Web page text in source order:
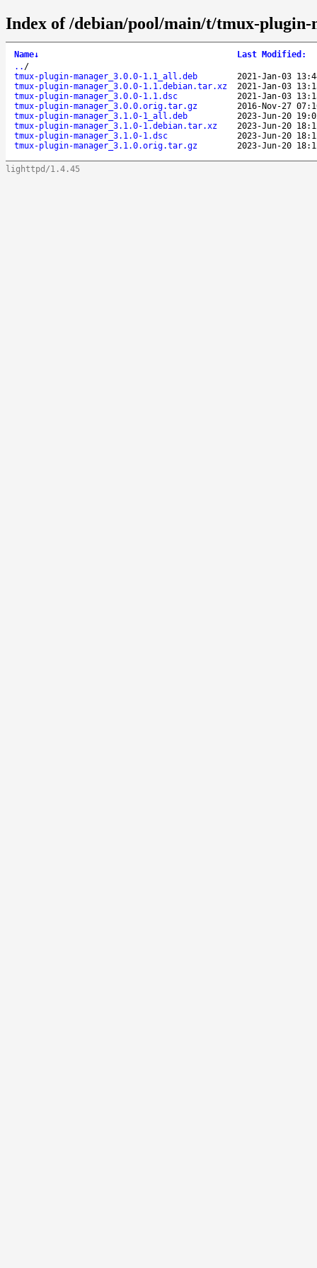
Index of /debian/pool/main/t/tmux-plugin-
Name↓ Last Modified :
.. /
tmux-plugin-manager_3.0.0-1.1_all.deb
2021-Jan-03
tmux-plugin-manager_3.0.0-1.1.debian.tar.xz
2021-Jan-03
tmux-plugin-manager_3.0.0-1.1.dsc
2021-Jan-03
tmux-plugin-manager_3.0.0.orig.tar.gz
2016-Nov-27
tmux-plugin-manager_3.1.0-1_all.deb
2023-Jun-20
tmux-plugin-manager_3.1.0-1.debian.tar.xz
2023-Jun-20
tmux-plugin-manager_3.1.0-1.dsc
2023-Jun-20
tmux-plugin-manager_3.1.0.orig.tar.gz
2023-Jun-20
lighttpd/1.4.45